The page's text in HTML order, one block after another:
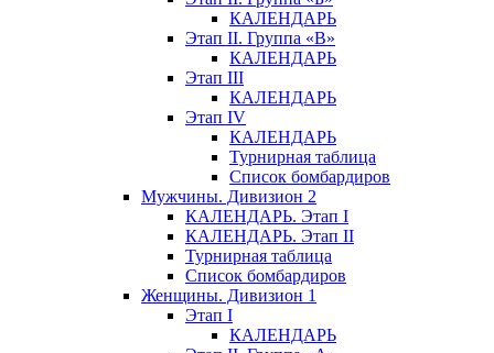
КАЛЕНДАРЬ
Этап II. Группа «В»
КАЛЕНДАРЬ
Этап III
КАЛЕНДАРЬ
Этап IV
КАЛЕНДАРЬ
Турнирная таблица
Список бомбардиров
Мужчины. Дивизион 2
КАЛЕНДАРЬ. Этап I
КАЛЕНДАРЬ. Этап II
Турнирная таблица
Список бомбардиров
Женщины. Дивизион 1
Этап I
КАЛЕНДАРЬ